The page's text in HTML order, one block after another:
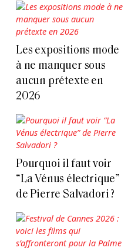
Les expositions mode
à ne manquer sous
aucun prétexte en
2026
Pourquoi il faut voir
“La Vénus électrique”
de Pierre Salvadori ?